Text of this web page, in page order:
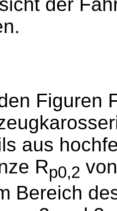
Figuren
aus
Rp0,2
Bereich